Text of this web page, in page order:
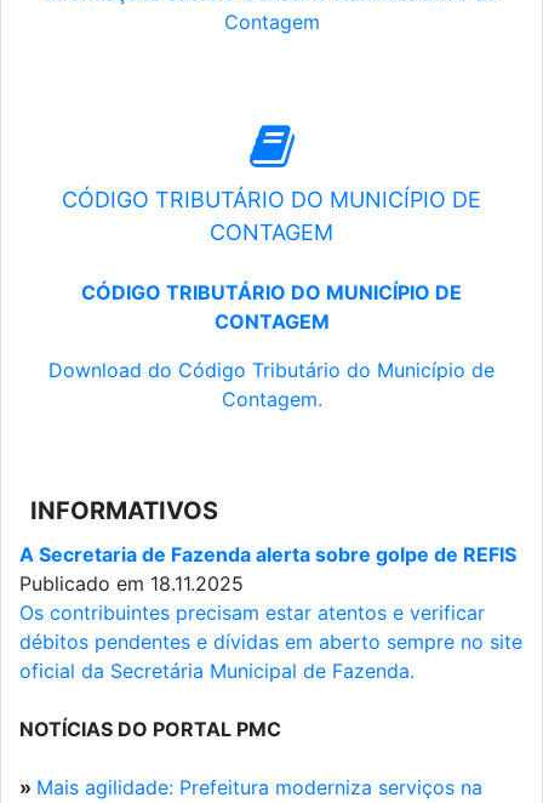
Contagem
CÓDIGO TRIBUTÁRIO DO MUNICÍPIO DE
CONTAGEM
CÓDIGO TRIBUTÁRIO DO MUNICÍPIO DE
CONTAGEM
Download do Código Tributário do Município de
Contagem.
INFORMATIVOS
A Secretaria de Fazenda alerta sobre golpe de REFIS
Publicado em 18.11.2025
Os contribuintes precisam estar atentos e verificar
débitos pendentes e dívidas em aberto sempre no site
oficial da Secretária Municipal de Fazenda.
NOTÍCIAS DO PORTAL PMC
» Mais agilidade: Prefeitura moderniza serviços na